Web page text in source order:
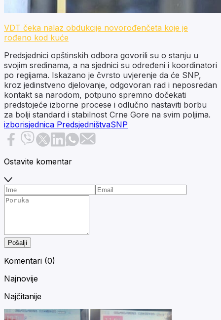
VDT čeka nalaz obdukcije novorođenčeta koje je
rođeno kod kuće
Predsjednici opštinskih odbora govorili su o stanju u
svojim sredinama, a na sjednici su određeni i koordinatori
po regijama. Iskazano je čvrsto uvjerenje da će SNP,
kroz jedinstveno djelovanje, odgovoran rad i neposredan
kontakt sa narodom, potpuno spremno dočekati
predstojeće izborne procese i odlučno nastaviti borbu
za bolji standard i stabilnost Crne Gore na svim poljima.
izborisjednica PredsjedništvaSNP
Ostavite komentar
Pošalji
Komentari (0)
Najnovije
Najčitanije